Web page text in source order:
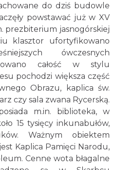
do dziś budowle
powstawać już w XV
prezbiterium jasnogórskiej
klasztor ufortyfikowano
ówczesnych
całość w stylu
pochodzi większa część
Obrazu, kaplica św.
czy sala zwana Rycerską.
m.in. biblioteka, w
15 tysięcy inkunabułów,
Ważnym obiektem
Kaplica Pamięci Narodu,
Cenne wota błagalne